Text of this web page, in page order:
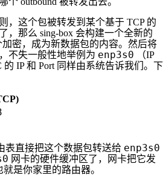
，这个包被转发到某个基于 TCP 的
，那么 sing-box 会构建一个全新的
加密，成为新数据包的内容。然后将
不失一般性地举例为 enp3s0 （IP
的 IP 和 Port 同样由系统告诉我们。下
表直接把这个数据包转送给 enp3s0
网卡的硬件缓冲区了，网卡把它发
就是你家里的路由器。